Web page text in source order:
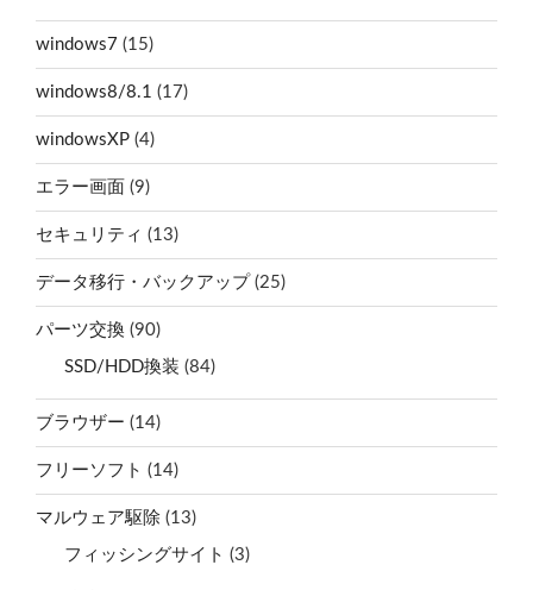
windows7 (15)
windows8/8.1 (17)
windowsXP (4)
エラー画面 (9)
セキュリティ (13)
データ移行・バックアップ (25)
パーツ交換 (90)
SSD/HDD換装 (84)
ブラウザー (14)
フリーソフト (14)
マルウェア駆除 (13)
フィッシングサイト (3)